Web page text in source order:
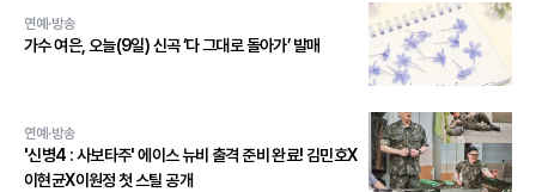
연예·방송
가수 여은, 오늘(9일) 신곡 ‘다 그대로 돌아가’ 발매
연예·방송
'신병4 : 사보타주' 에이스 뉴비 출격 준비 완료! 김민호X
이현균X이원정 첫 스틸 공개